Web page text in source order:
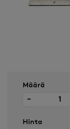
Määrä
−
Hinta